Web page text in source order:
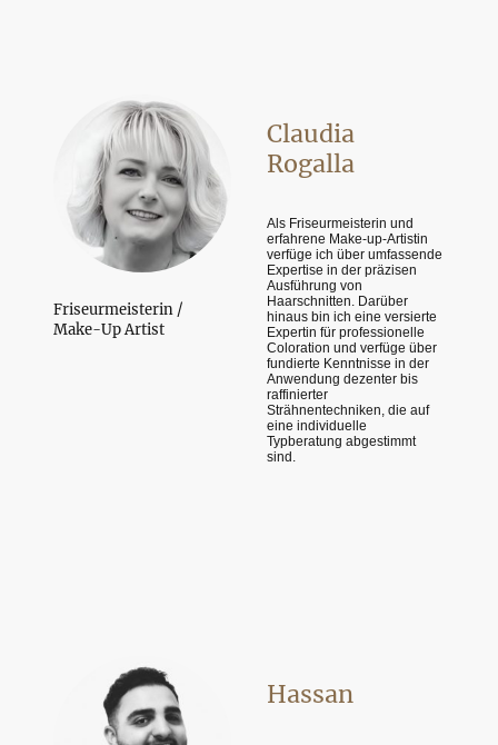
Friseurmeisterin /
Make-Up Artist
Claudia
Rogalla
Als Friseurmeisterin und
erfahrene Make-up-Artistin
verfüge ich über umfassende
Expertise in der präzisen
Ausführung von
Haarschnitten. Darüber
hinaus bin ich eine versierte
Expertin für professionelle
Coloration und verfüge über
fundierte Kenntnisse in der
Anwendung dezenter bis
raffinierter
Strähnentechniken, die auf
eine individuelle
Typberatung abgestimmt
sind.
Hassan